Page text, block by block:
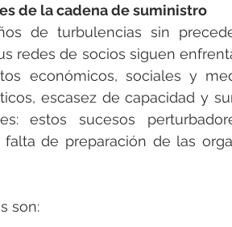
de la cadena de suministro
de turbulencias sin
redes de socios siguen
económicos, sociales y
escasez de capacidad y
estos sucesos
de preparación de las
son: